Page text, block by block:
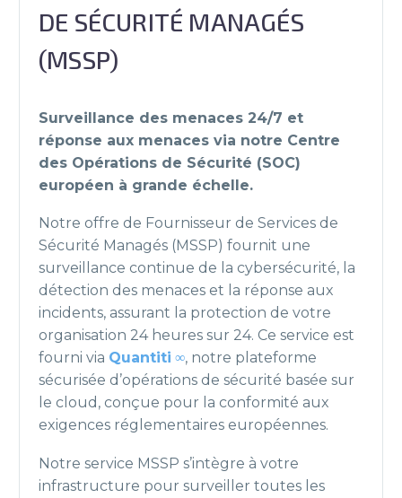
DE SÉCURITÉ MANAGÉS
(MSSP)
Surveillance des menaces 24/7 et
réponse aux menaces via notre Centre
des Opérations de Sécurité (SOC)
européen à grande échelle.
Notre offre de Fournisseur de Services de
Sécurité Managés (MSSP) fournit une
surveillance continue de la cybersécurité, la
détection des menaces et la réponse aux
incidents, assurant la protection de votre
organisation 24 heures sur 24. Ce service est
fourni via Quantiti ∞, notre plateforme
sécurisée d’opérations de sécurité basée sur
le cloud, conçue pour la conformité aux
exigences réglementaires européennes.
Notre service MSSP s’intègre à votre
infrastructure pour surveiller toutes les